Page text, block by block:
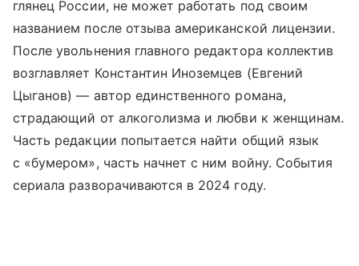
глянец России, не может работать под своим
названием после отзыва американской лицензии.
После увольнения главного редактора коллектив
возглавляет Константин Иноземцев (Евгений
Цыганов) — автор единственного романа,
страдающий от алкоголизма и любви к женщинам.
Часть редакции попытается найти общий язык
с «бумером», часть начнет с ним войну. События
сериала разворачиваются в 2024 году.